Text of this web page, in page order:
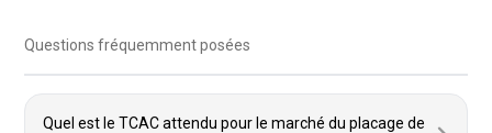
Questions fréquemment posées
Quel est le TCAC attendu pour le marché du placage de